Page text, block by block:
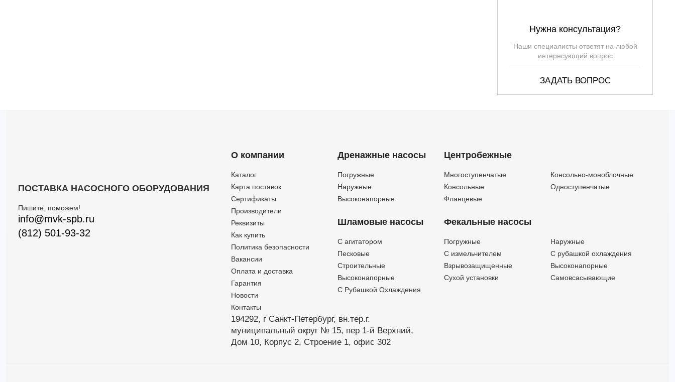
3SRm 2/43
2.7 133
Нужна консультация?
Наши специалисты ответят на любой
интересующий вопрос
ЗАДАТЬ ВОПРОС
ПОСТАВКА НАСОСНОГО ОБОРУДОВАНИЯ
Пишите, поможем!
info@mvk-spb.ru
(812) 501-93-32
О компании
Каталог
Карта поставок
Сертификаты
Производители
Реквизиты
Как купить
Политика безопасности
Вакансии
Оплата и доставка
Гарантия
Новости
Контакты
Дренажные насосы
Погружные
Наружные
Высоконапорные
Шламовые насосы
C агитатором
Песковые
Строительные
Высоконапорные
С Рубашкой Охлаждения
194292, г Санкт-Петербург, вн.тер.г.
муниципальный округ № 15, пер 1-й Верхний,
Дом 10, Корпус 2, Строение 1, офис 302
Центробежные
Многоступенчатые
Консольно-моноблочные
Консольные
Одноступенчатые
Фланцевые
Фекальные насосы
Погружные
Наружные
C измельчителем
С рубашкой охлаждения
Взрывозащищенные
Высоконапорные
Сухой установки
Самовсасывающие